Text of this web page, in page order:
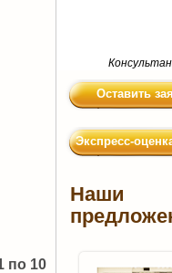
по 10
Оставить
Экспресс-
Наши